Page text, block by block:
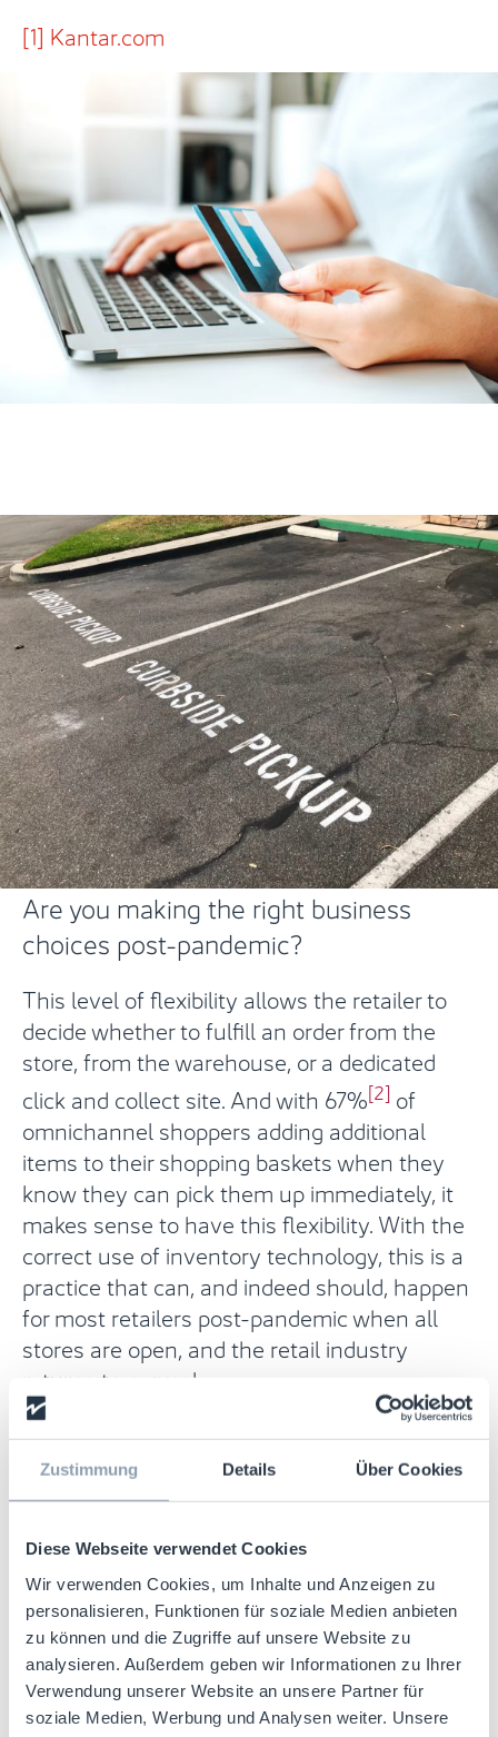
Zustimmung Details Über Cookies
Diese Webseite verwendet Cookies
Wir verwenden Cookies, um Inhalte und Anzeigen zu
personalisieren, Funktionen für soziale Medien anbieten
zu können und die Zugriffe auf unsere Website zu
analysieren. Außerdem geben wir Informationen zu Ihrer
Verwendung unserer Website an unsere Partner für
soziale Medien, Werbung und Analysen weiter. Unsere
[1] Kantar.com
Are you making the right business
choices post-pandemic?
This level of flexibility allows the retailer to
decide whether to fulfill an order from the
store, from the warehouse, or a dedicated
click and collect site. And with 67%[2] of
omnichannel shoppers adding additional
items to their shopping baskets when they
know they can pick them up immediately, it
makes sense to have this flexibility. With the
correct use of inventory technology, this is a
practice that can, and indeed should, happen
for most retailers post-pandemic when all
stores are open, and the retail industry
returns to normal.
[2]ICSC
Could RFID transform your business?
The key to ensuring the smooth operation of
using active stores as mini-fulfilment centres
and omnichannel services such as BOPIS is